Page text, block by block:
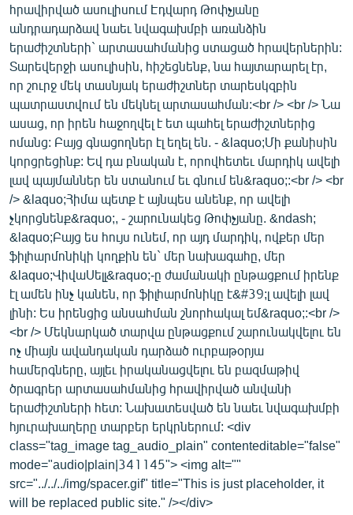
«Ազատության» բոլոր կայքերը
հրավիրված ասուլիսում Էդվարդ Թոփչյանը
անդրադարձավ նաեւ նվագախմբի առանձին
երաժիշտների` արտասահմանից ստացած հրավերներին:
Տարեվերջի ասուլիսին, հիշեցնենք, նա հայտարարել էր,
որ շուրջ մեկ տասնյակ երաժիշտներ տարեսկզբին
պատրաստվում են մեկնել արտասահման:<br /> <br /> Նա
ասաց, որ իրեն հաջողվել է ետ պահել երաժիշտներից
ոմանց: Բայց գնացողներ էլ եղել են. - &laquo;Մի քանիսին
կորցրեցինք: Եվ դա բնական է, որովհետեւ մարդիկ ավելի
լավ պայմաններ են ստանում եւ գնում են&raquo;:<br /> <br
/> &laquo;Հիմա պետք է այնպես անենք, որ ավելի
չկորցնենք&raquo;, - շարունակեց Թոփչյանը. &ndash;
&laquo;Բայց ես հույս ունեմ, որ այդ մարդիկ, ովքեր մեր
ֆիլհարմոնիկի կողքին են` մեր նախագահը, մեր
&laquo;ՎիվաՍելլ&raquo;-ը ժամանակի ընթացքում իրենք
էլ ամեն ինչ կանեն, որ ֆիլհարմոնիկը է&#39;լ ավելի լավ
լինի: Ես իրենցից անսահման շնորհակալ եմ&raquo;:<br />
<br /> Մեկնարկած տարվա ընթացքում շարունակվելու են
ոչ միայն ավանդական դարձած ուրբաթօրյա
համերգները, այլեւ իրականացվելու են բազմաթիվ
ծրագրեր արտասահմանից հրավիրված անվանի
երաժիշտների հետ: Նախատեսված են նաեւ նվագախմբի
հյուրախաղերը տարբեր երկրներում: <div
class="tag_image tag_audio_plain" contenteditable="false"
mode="audio|plain|341145"> <img alt=""
src="../../../img/spacer.gif" title="This is just placeholder, it
will be replaced public site." /></div>